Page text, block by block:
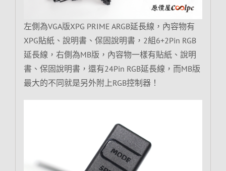
左側為VGA版XPG PRIME ARGB延長線，內容物有
XPG貼紙、說明書、保固說明書，2組6+2Pin RGB
延長線，右側為MB版，內容物一樣有貼紙、說明
書、保固說明書，還有24Pin RGB延長線，而MB版
最大的不同就是另外附上RGB控制器！